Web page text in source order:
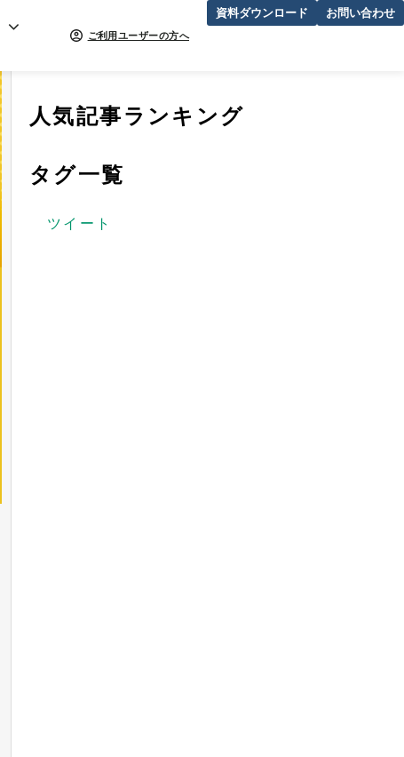
ご利用ユーザーの方へ
資料ダウンロード お問い合わせ
人気記事ランキング
タグ一覧
ツイート